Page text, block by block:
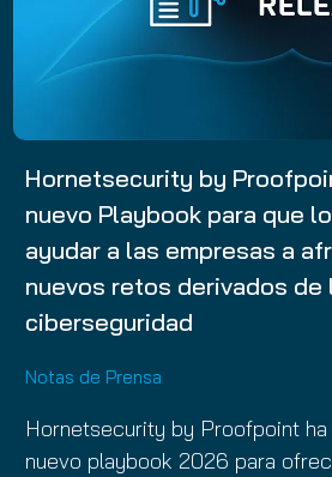
Hornetsecurity by
nuevo Playbook para que
ayudar a las empresas a
nuevos retos derivados de
ciberseguridad
Notas de Prensa
Hornetsecurity by Proofpoint
nuevo playbook 2026 para